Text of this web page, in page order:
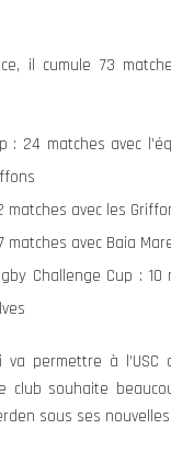
il cumule 73
: 24 matches avec
matches avec les
matches avec Baia
Challenge Cup : 10
va permettre à l’USC
club souhaite
sous ses